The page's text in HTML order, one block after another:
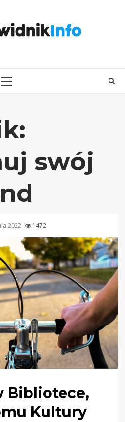
PRIMARY
swój
2022 1472
Bibliotece,
Kultury